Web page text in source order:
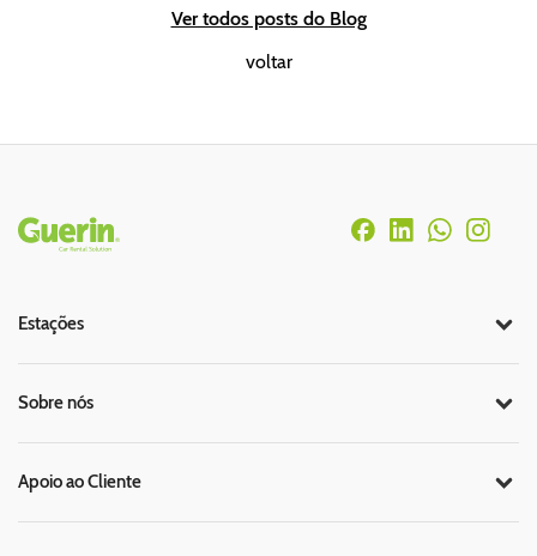
Ver todos posts do Blog
voltar
Rodapé
Estações
Sobre nós
Apoio ao Cliente